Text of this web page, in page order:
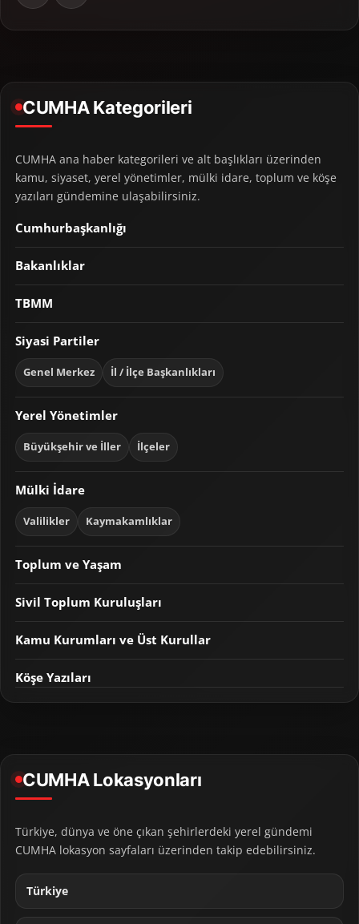
CUMHA Kategorileri
CUMHA ana haber kategorileri ve alt başlıkları üzerinden
kamu, siyaset, yerel yönetimler, mülki idare, toplum ve köşe
yazıları gündemine ulaşabilirsiniz.
Cumhurbaşkanlığı
Bakanlıklar
TBMM
Siyasi Partiler
Genel Merkez İl / İlçe Başkanlıkları
Yerel Yönetimler
Büyükşehir ve İller İlçeler
Mülki İdare
Valilikler Kaymakamlıklar
Toplum ve Yaşam
Sivil Toplum Kuruluşları
Kamu Kurumları ve Üst Kurullar
Köşe Yazıları
CUMHA Lokasyonları
Türkiye, dünya ve öne çıkan şehirlerdeki yerel gündemi
CUMHA lokasyon sayfaları üzerinden takip edebilirsiniz.
Türkiye